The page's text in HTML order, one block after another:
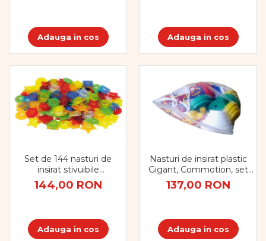
Adauga in cos Adauga in cos
Set de 144 nasturi de
insirat stivuibile
transparente
144,00 RON
Adauga in cos
Nasturi de insirat plastic
Gigant, Commotion, set
de 44 bucati, multicolor
137,00 RON
Adauga in cos